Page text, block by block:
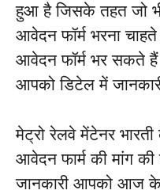
हुआ है जिसके तहत जो भी
आवेदन फॉर्म भरना
आवेदन फॉर्म भर सकते
आपको डिटेल में
मेट्रो रेलवे मेंटेनर
आवेदन फार्म की मांग
जानकारी आपको आज के